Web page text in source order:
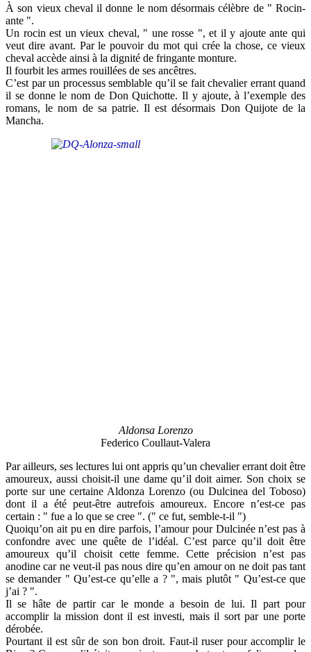
À son vieux cheval il donne le nom désormais célèbre de " Rocin-
ante ".
Un rocin est un vieux cheval, " une rosse ", et il y ajoute ante qui
veut dire avant. Par le pouvoir du mot qui crée la chose, ce vieux
cheval accède ainsi à la dignité de fringante monture.
Il fourbit les armes rouillées de ses ancêtres.
C’est par un processus semblable qu’il se fait chevalier errant quand
il se donne le nom de Don Quichotte. Il y ajoute, à l’exemple des
romans, le nom de sa patrie. Il est désormais Don Quijote de la
Mancha.
Aldonsa Lorenzo
Federico Coullaut-Valera
Par ailleurs, ses lectures lui ont appris qu’un chevalier errant doit être
amoureux, aussi choisit-il une dame qu’il doit aimer. Son choix se
porte sur une certaine Aldonza Lorenzo (ou Dulcinea del Toboso)
dont il a été peut-être autrefois amoureux. Encore n’est-ce pas
certain : " fue a lo que se cree ". (" ce fut, semble-t-il ")
Quoiqu’on ait pu en dire parfois, l’amour pour Dulcinée n’est pas à
confondre avec une quête de l’idéal. C’est parce qu’il doit être
amoureux qu’il choisit cette femme. Cette précision n’est pas
anodine car ne veut-il pas nous dire qu’en amour on ne doit pas tant
se demander " Qu’est-ce qu’elle a ? ", mais plutôt " Qu’est-ce que
j’ai ? ".
Il se hâte de partir car le monde a besoin de lui. Il part pour
accomplir la mission dont il est investi, mais il sort par une porte
dérobée.
Pourtant il est sûr de son bon droit. Faut-il ruser pour accomplir le